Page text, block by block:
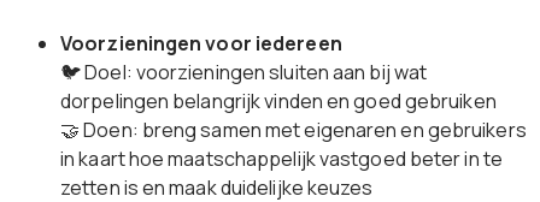
Voorzieningen voor iedereen
🐦 Doel: voorzieningen sluiten aan bij wat
dorpelingen belangrijk vinden en goed gebruiken
🤝 Doen: breng samen met eigenaren en gebruikers
in kaart hoe maatschappelijk vastgoed beter in te
zetten is en maak duidelijke keuzes